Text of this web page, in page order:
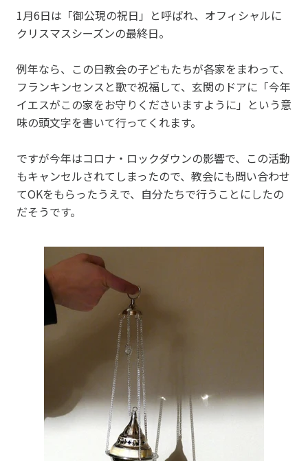
1月6日は「御公現の祝日」と呼ばれ、オフィシャルに
クリスマスシーズンの最終日。
例年なら、この日教会の子どもたちが各家をまわって、
フランキンセンスと歌で祝福して、玄関のドアに「今年
イエスがこの家をお守りくださいますように」という意
味の頭文字を書いて行ってくれます。
ですが今年はコロナ・ロックダウンの影響で、この活動
もキャンセルされてしまったので、教会にも問い合わせ
てOKをもらったうえで、自分たちで行うことにしたの
だそうです。